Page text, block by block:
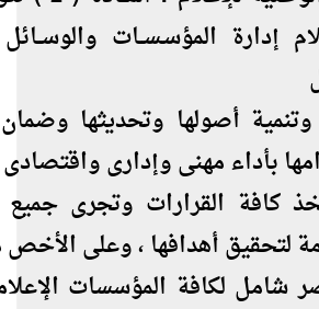
إدارة المؤسـســات
أصولها وتحديثها وضمان
بأداء مهنى وإدارى
كافة القرارات وتجرى
لتحقيق أهدافها ، وعلى
شامل لكافة المؤسسات